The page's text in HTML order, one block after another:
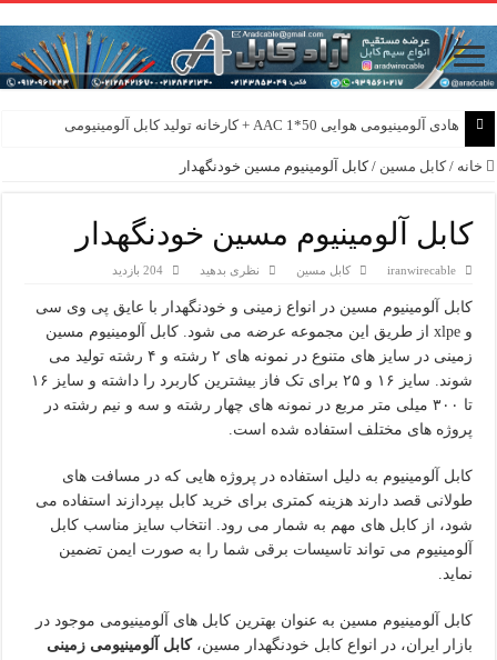
هادی آلومینیومی هوایی 50*1 AAC + کارخانه تولید کابل آلومینیومی
هادی هوایی آلومینیومی AAC و AAAC و ACSR + کارخانه ماهان کابل امیر
خانه / کابل مسین / کابل آلومینیوم مسین خودنگهدار
کابل آلومینیوم مسین خودنگهدار
iranwirecable کابل مسین نظری بدهید 204 بازدید
کابل آلومینیوم مسین در انواع زمینی و خودنگهدار با عایق پی وی سی
و xlpe از طریق این مجموعه عرضه می شود. کابل آلومینیوم مسین
زمینی در سایز های متنوع در نمونه های ۲ رشته و ۴ رشته تولید می
شوند. سایز ۱۶ و ۲۵ برای تک فاز بیشترین کاربرد را داشته و سایز ۱۶
تا ۳۰۰ میلی متر مربع در نمونه های چهار رشته و سه و نیم رشته در
پروژه های مختلف استفاده شده است.
کابل آلومینیوم به دلیل استفاده در پروژه هایی که در مسافت های
طولانی قصد دارند هزینه کمتری برای خرید کابل بپردازند استفاده می
شود، از کابل های مهم به شمار می رود. انتخاب سایز مناسب کابل
آلومینیوم می تواند تاسیسات برقی شما را به صورت ایمن تضمین
نماید.
کابل آلومینیوم مسین به عنوان بهترین کابل های آلومینیومی موجود در
بازار ایران، در انواع کابل خودنگهدار مسین،کابل آلومینیومی زمینی